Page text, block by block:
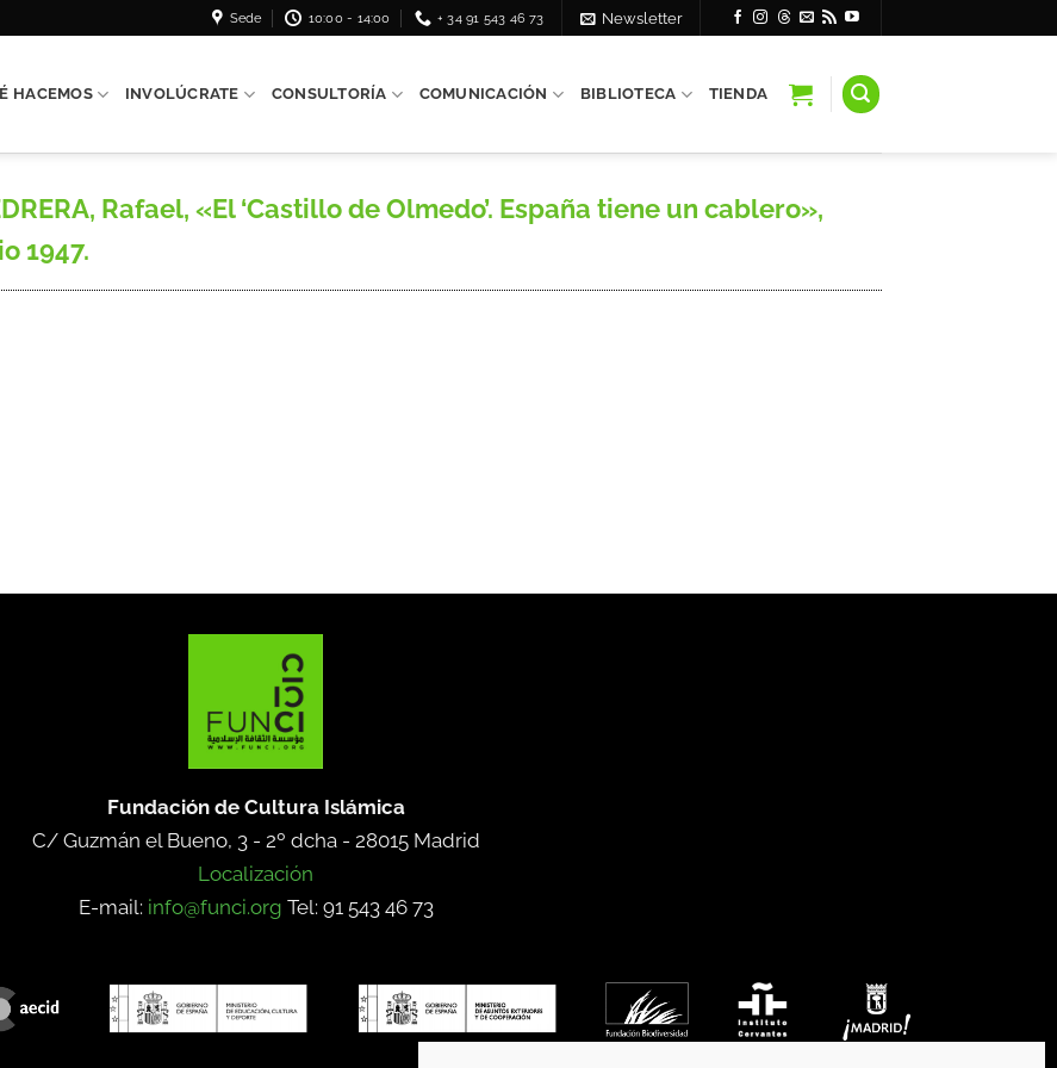
Sede 10:00 - 14:00 + 34 91 543 46 73 Newsletter
HACEMOS INVOLÚCRATE CONSULTORÍA COMUNICACIÓN BIBLIOTECA TIENDA
Rafael, «El ‘Castillo de Olmedo’. España tiene un cablero»,
1947.
Fundación de Cultura Islámica
C/ Guzmán el Bueno, 3 - 2º dcha - 28015 Madrid
Localización
E-mail: info@funci.org Tel: 91 543 46 73